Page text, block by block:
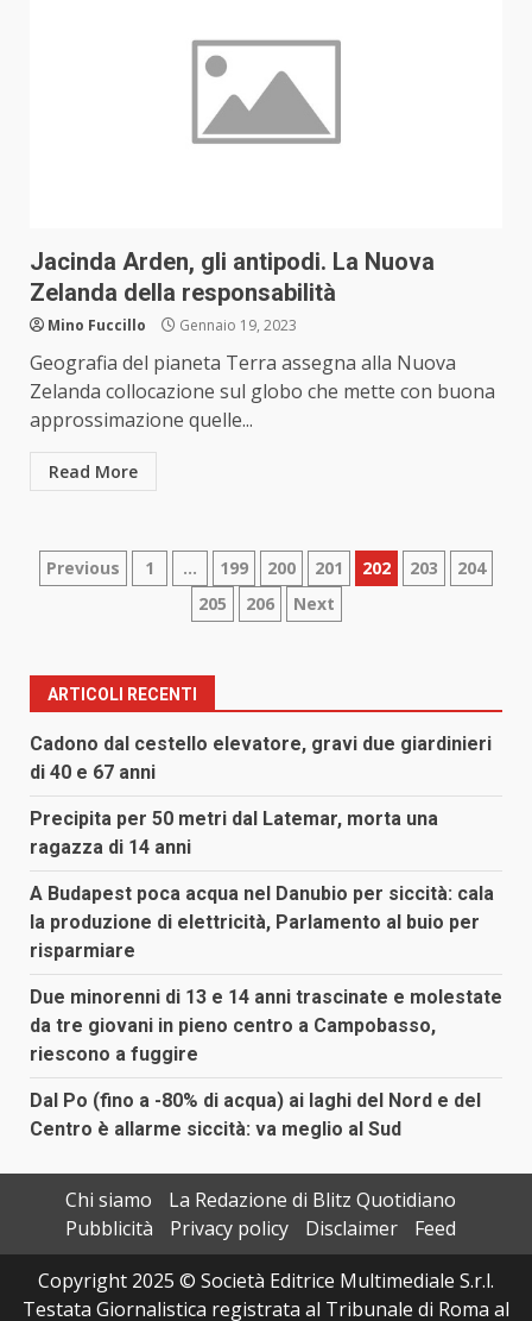
Jacinda Arden, gli antipodi. La Nuova
Zelanda della responsabilità
Mino Fuccillo Gennaio 19, 2023
Geografia del pianeta Terra assegna alla Nuova
Zelanda collocazione sul globo che mette con buona
approssimazione quelle...
Read More
Paginazione
articoli
Previous 1 … 199 200 201 202 203
204
205
206 Next
ARTICOLI RECENTI
Cadono dal cestello elevatore, gravi due giardinieri
di 40 e 67 anni
Precipita per 50 metri dal Latemar, morta una
ragazza di 14 anni
A Budapest poca acqua nel Danubio per siccità: cala
la produzione di elettricità, Parlamento al buio per
risparmiare
Due minorenni di 13 e 14 anni trascinate e molestate
da tre giovani in pieno centro a Campobasso,
riescono a fuggire
Dal Po (fino a -80% di acqua) ai laghi del Nord e del
Centro è allarme siccità: va meglio al Sud
Chi siamo
La Redazione di Blitz Quotidiano
Pubblicità
Privacy policy Disclaimer
Feed
Copyright 2025 © Società Editrice Multimediale S.r.l.
Testata Giornalistica registrata al Tribunale di Roma al